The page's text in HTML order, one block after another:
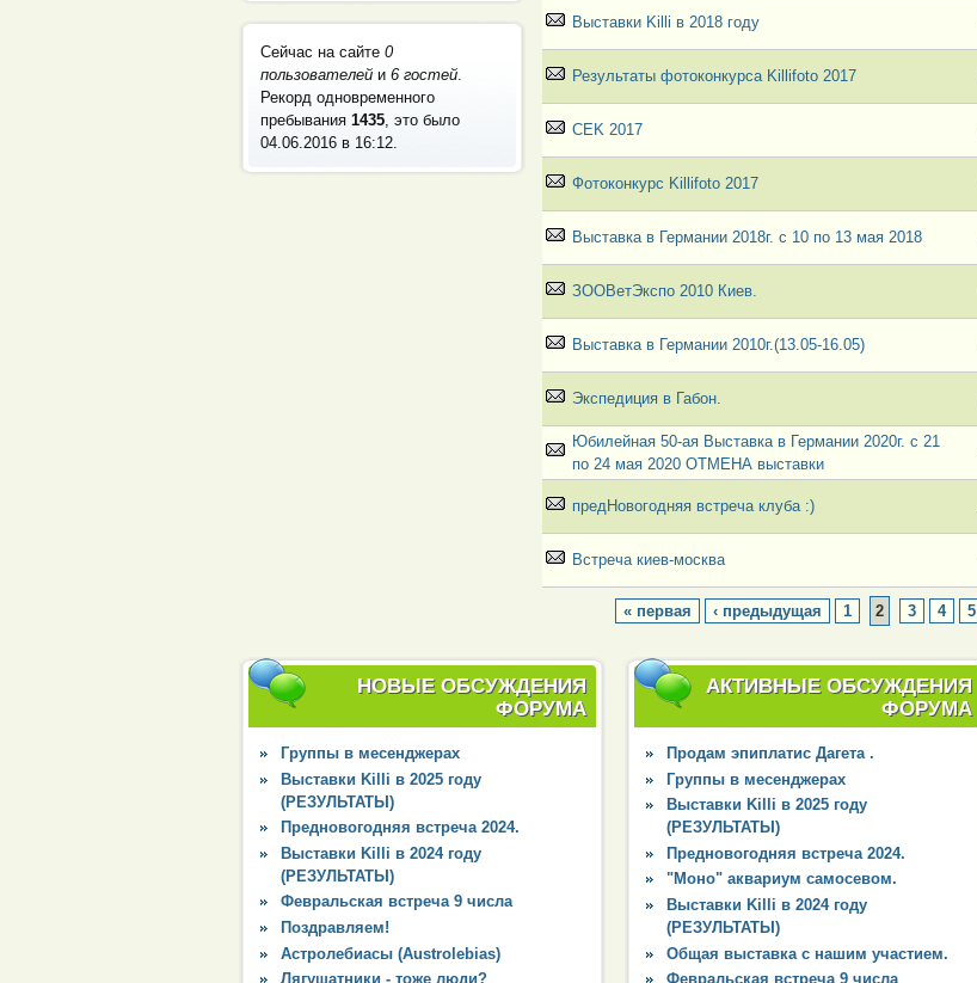
Сейчас на сайте 0
пользователейи 6 гостей.
Рекорд одновременного
пребывания 1435, это было
04.06.2016 в 16:12.
Выставки Killi в 2018 году
Результаты фотоконкурса Killifoto 2017
CEK 2017
Фотоконкурс Killifoto 2017
Выставка в Германии 2018г. с 10 по 13 мая 2018
ЗООВетЭкспо 2010 Киев.
Выставка в Германии 2010г.(13.05-16.05)
Экспедиция в Габон.
Юбилейная 50-ая Выставка в Германии 2020г. с 21
по 24 мая 2020 ОТМЕНА выставки
предНовогодняя встреча клуба :)
Встреча киев-москва
« первая ‹ предыдущая 1 2 3 4 5
НОВЫЕ ОБСУЖДЕНИЯ
ФОРУМА
Группы в месенджерах
Выставки Killi в 2025 году
(РЕЗУЛЬТАТЫ)
Предновогодняя встреча 2024.
Выставки Killi в 2024 году
(РЕЗУЛЬТАТЫ)
Февральская встреча 9 числа
Поздравляем!
Астролебиасы (Austrolebias)
Лягушатники - тоже люди?
АКТИВНЫЕ ОБСУЖДЕНИЯ
ФОРУМА
Продам эпиплатис Дагета .
Группы в месенджерах
Выставки Killi в 2025 году
(РЕЗУЛЬТАТЫ)
Предновогодняя встреча 2024.
"Моно" аквариум самосевом.
Выставки Killi в 2024 году
(РЕЗУЛЬТАТЫ)
Общая выставка с нашим участием.
Февральская встреча 9 числа